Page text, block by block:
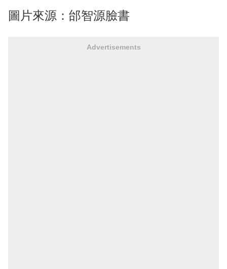
圖片來源：邰智源臉書
Advertisements